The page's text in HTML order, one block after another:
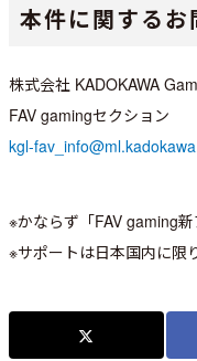
本件に関するお
株式会社 KADOKAWA
FAV gamingセクション
kgl-
※かならず「FAV gaming
※サポートは日本国内に限